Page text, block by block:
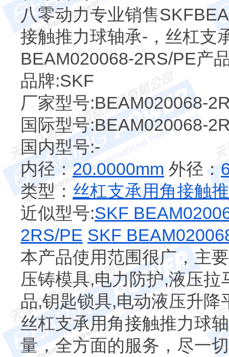
八零动力专业销售
接触推力球轴承-，丝杠支
BEAM020068-2RS/PE产
品牌:SKF
厂家型号:BEAM020068-
国际型号:BEAM020068-
国内型号:-
内径： 20.0000mm 外径：
类型： 丝杠支承用角接触
近似型号:SKF
2RS/PE SKF
本产品使用范围很广，主
压铸模具,电力防护,液压
品,钥匙锁具,电动液压升
丝杠支承用角接触推力球
量，全方面的服务，尽一